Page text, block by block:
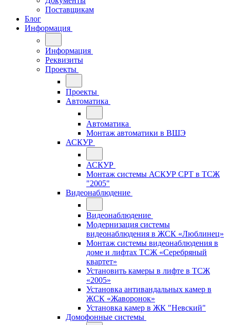
Поставщикам
Блог
Информация
Информация
Реквизиты
Проекты
Проекты
Автоматика
Автоматика
Монтаж автоматики в ВШЭ
АСКУР
АСКУР
Монтаж системы АСКУР СРТ в ТСЖ
"2005"
Видеонаблюдение
Видеонаблюдение
Модернизация системы
видеонаблюдения в ЖСК «Люблинец»
Монтаж системы видеонаблюдения в
доме и лифтах ТСЖ «Серебряный
квартет»
Установить камеры в лифте в ТСЖ
«2005»
Установка антивандальных камер в
ЖСК «Жаворонок»
Установка камер в ЖК "Невский"
Домофонные системы